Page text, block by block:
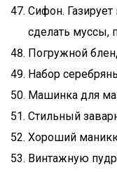
Сифон.
сделать муссы,
Погружной
Набор
Машинка для
Стильный
Хороший
Винтажную